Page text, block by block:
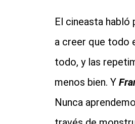
El cineasta
a creer que todo
todo, y las
menos bien. Y
Nunca